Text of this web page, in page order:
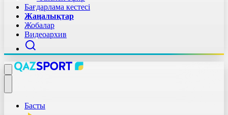
Бағдарлама кестесі
Жаңалықтар
Жобалар
Видеоархив
Басты